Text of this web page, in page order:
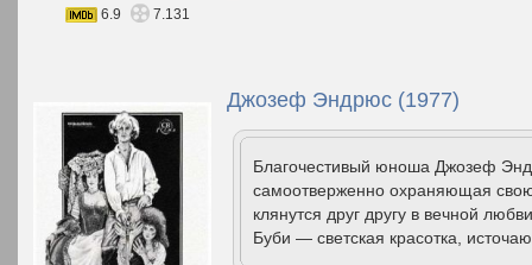
6.9
7.131
Джозеф Эндрюс (1977)
Благочестивый юноша Джозеф
самоотверженно охраняющая свою
клянутся друг другу в вечной
Буби — светская красотка,